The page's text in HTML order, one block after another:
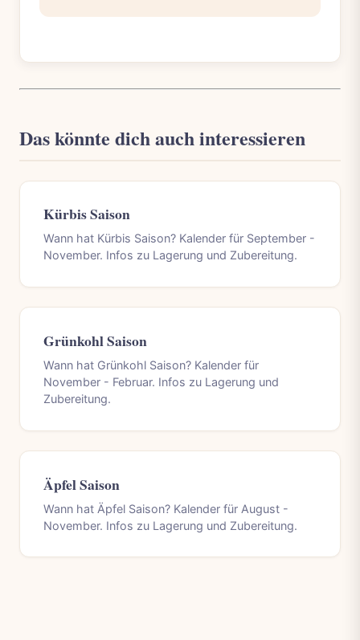
Das könnte dich auch interessieren
Kürbis Saison
Wann hat Kürbis Saison? Kalender für September -
November. Infos zu Lagerung und Zubereitung.
Grünkohl Saison
Wann hat Grünkohl Saison? Kalender für
November - Februar. Infos zu Lagerung und
Zubereitung.
Äpfel Saison
Wann hat Äpfel Saison? Kalender für August -
November. Infos zu Lagerung und Zubereitung.